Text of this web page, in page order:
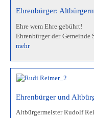
Ehrenbürger:
Ehre wem Ehre gebührt!
Ehrenbürger der
mehr
Ehrenbürger und
Altbürgermeister Rudolf